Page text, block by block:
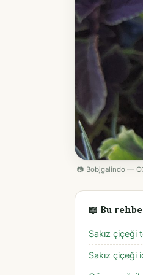
📷 Bobjgalindo —
📖 Bu
Sakız çiçeği
Sakız çiçeği